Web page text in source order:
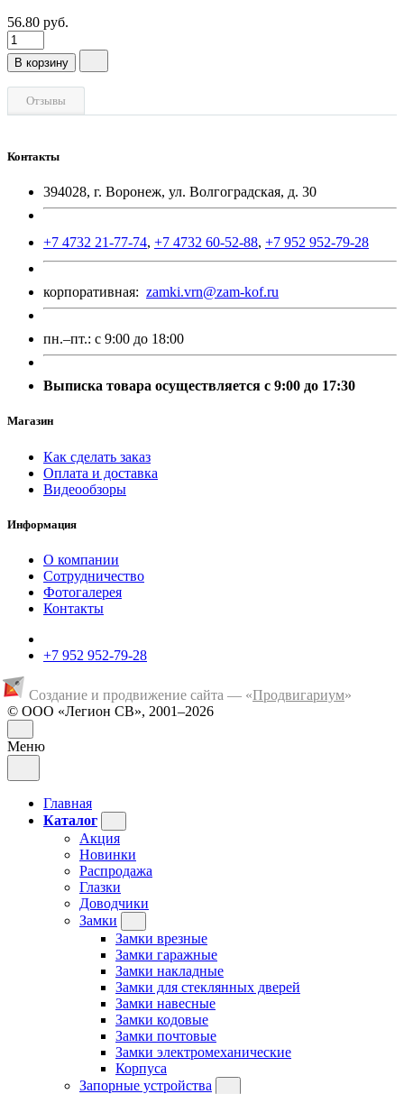
56.80 руб.
В корзину
Отзывы
Контакты
394028, г. Воронеж, ул. Волгоградская, д. 30
+7 4732 21-77-74, +7 4732 60-52-88, +7 952 952-79-28
корпоративная: zamki.vrn@zam-kof.ru
пн.–пт.: с 9:00 до 18:00
Выписка товара осуществляется с 9:00 до 17:30
Магазин
Как сделать заказ
Оплата и доставка
Видеообзоры
Информация
О компании
Сотрудничество
Фотогалерея
Контакты
+7 952 952-79-28
Создание и продвижение сайта — «Продвигариум»
© ООО «Легион СВ», 2001–2026
Меню
Главная
Каталог
Акция
Новинки
Распродажа
Глазки
Доводчики
Замки
Замки врезные
Замки гаражные
Замки накладные
Замки для стеклянных дверей
Замки навесные
Замки кодовые
Замки почтовые
Замки электромеханические
Корпуса
Запорные устройства